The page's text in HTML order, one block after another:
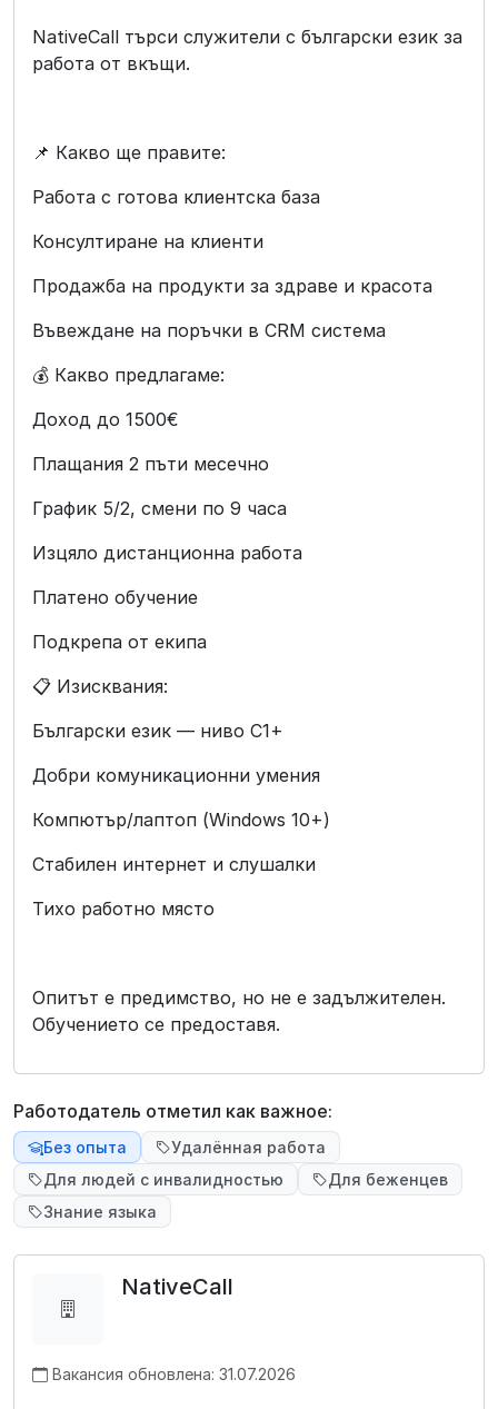
NativeCall търси служители с български език за
работа от вкъщи.
📌 Какво ще правите:
Работа с готова клиентска база
Консултиране на клиенти
Продажба на продукти за здраве и красота
Въвеждане на поръчки в CRM система
💰 Какво предлагаме:
Доход до 1500€
Плащания 2 пъти месечно
График 5/2, смени по 9 часа
Изцяло дистанционна работа
Платено обучение
Подкрепа от екипа
📋 Изисквания:
Български език — ниво C1+
Добри комуникационни умения
Компютър/лаптоп (Windows 10+)
Стабилен интернет и слушалки
Тихо работно място
Опитът е предимство, но не е задължителен.
Обучението се предоставя.
Работодатель отметил как важное:
Без опыта
Удалённая работа
Для людей с инвалидностью
Для беженцев
Знание языка
NativeCall
Вакансия обновлена: 31.07.2026